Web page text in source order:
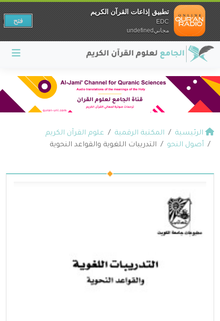
الرئيسية المكتبة الرقمية
علوم القرآن الكريم
أصول النحو
التدريبات اللغوية والقواعد النحوية
تطبيق إذاعات القرآن الكريم
EDC
مجانيundefined
فتح